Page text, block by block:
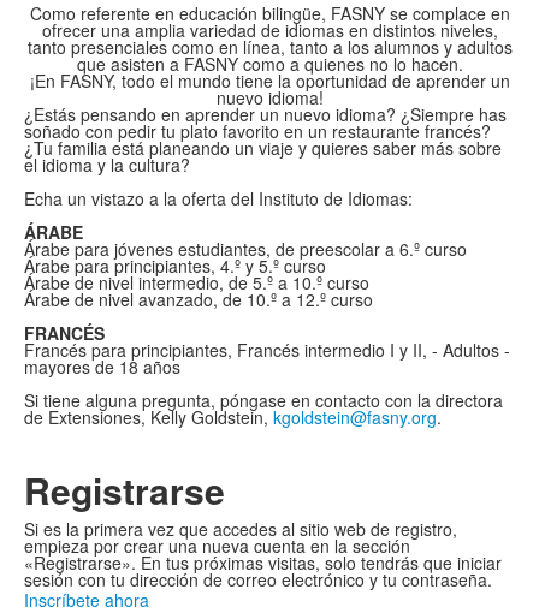
Como referente en educación bilingüe, FASNY se complace en
ofrecer una amplia variedad de idiomas en distintos niveles,
tanto presenciales como en línea, tanto a los alumnos y adultos
que asisten a FASNY como a quienes no lo hacen.
¡En FASNY, todo el mundo tiene la oportunidad de aprender un
nuevo idioma!
¿Estás pensando en aprender un nuevo idioma? ¿Siempre has
soñado con pedir tu plato favorito en un restaurante francés?
¿Tu familia está planeando un viaje y quieres saber más sobre
el idioma y la cultura?
Echa un vistazo a la oferta del Instituto de Idiomas:
ÁRABE
Árabe para jóvenes estudiantes, de preescolar a 6.º curso
Árabe para principiantes, 4.º y 5.º curso
Árabe de nivel intermedio, de 5.º a 10.º curso
Árabe de nivel avanzado, de 10.º a 12.º curso
FRANCÉS
Francés para principiantes, Francés intermedio I y II, - Adultos -
mayores de 18 años
Si tiene alguna pregunta, póngase en contacto con la directora
de Extensiones, Kelly Goldstein, kgoldstein@fasny.org.
Registrarse
Si es la primera vez que accedes al sitio web de registro,
empieza por crear una nueva cuenta en la sección
«Registrarse». En tus próximas visitas, solo tendrás que iniciar
sesión con tu dirección de correo electrónico y tu contraseña.
Inscríbete ahora